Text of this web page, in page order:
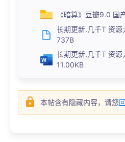
《暗算》豆瓣9.0
长期更新.几千T 资
737B
长期更新.几千T 资
11.00KB
本帖含有隐藏内容，请您